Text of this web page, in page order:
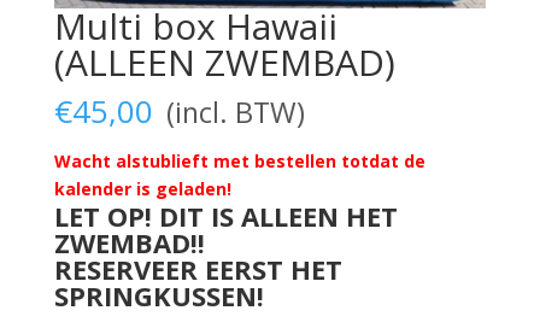
Multi box Hawaii
(ALLEEN ZWEMBAD)
€45,00
Wacht alstublieft met bestellen totdat de
kalender is geladen!
LET OP! DIT IS ALLEEN HET
ZWEMBAD!!
RESERVEER EERST HET
SPRINGKUSSEN!